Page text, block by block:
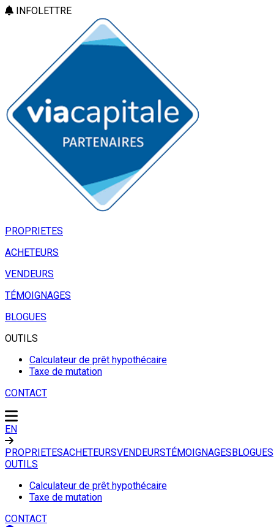
INFOLETTRE
PROPRIETES
ACHETEURS
VENDEURS
TÉMOIGNAGES
BLOGUES
OUTILS
Calculateur de prêt hypothécaire
Taxe de mutation
CONTACT
EN
PROPRIETESACHETEURSVENDEURSTÉMOIGNAGESBLOGUES
OUTILS
Calculateur de prêt hypothécaire
Taxe de mutation
CONTACT